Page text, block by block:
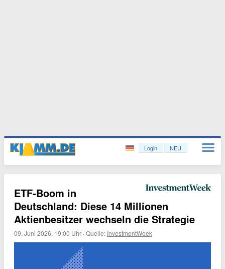
Login NEU
ETF-Boom in
Deutschland: Diese 14 Millionen
Aktienbesitzer wechseln die Strategie
09. Juni 2026, 19:00 Uhr ·Quelle: InvestmentWeek